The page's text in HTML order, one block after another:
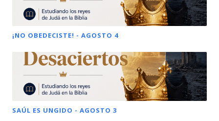
¡NO OBEDECISTE! - AGOSTO 4
SAÚL ES UNGIDO - AGOSTO 3